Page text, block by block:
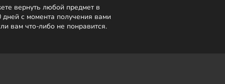
вернуть любой предмет в
дней с момента получения вами
вам что-либо не понравится.